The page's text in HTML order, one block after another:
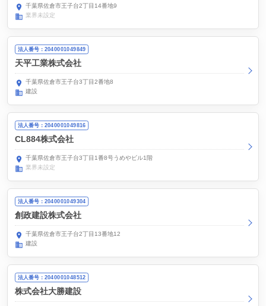
千葉県佐倉市王子台2丁目14番地9
業界未設定
法人番号：2040001049849
天平工業株式会社
千葉県佐倉市王子台3丁目2番地8
建設
法人番号：2040001049816
CL884株式会社
千葉県佐倉市王子台3丁目1番8号うめやビル1階
業界未設定
法人番号：2040001049304
創政建設株式会社
千葉県佐倉市王子台2丁目13番地12
建設
法人番号：2040001048512
株式会社大勝建設